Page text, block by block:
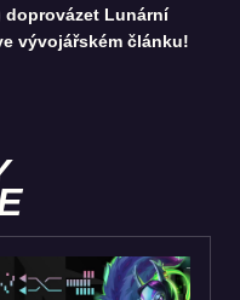
doprovázet Lunární
vývojářském článku!